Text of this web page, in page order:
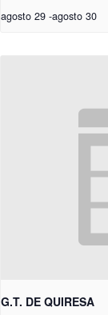
agosto 29 -agosto 30
G.T. DE QUIRESA